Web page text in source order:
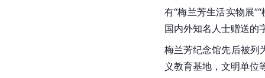
有“梅兰芳生活实物展
国内外知名人士赠送的
梅兰芳纪念馆先后被列
义教育基地，文明单位